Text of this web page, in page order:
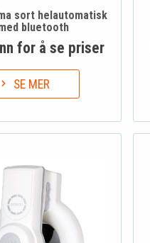
sort helautomatisk
bluetooth
for å se priser
SE MER